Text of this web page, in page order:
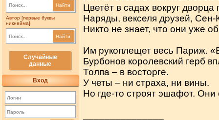
Найти
Автор [первые буквы
никнейма]
Найти
Случайные
данные
Вход
Цветёт в садах вокруг
Наряды, векселя друзей, Сен-
Никто не знает, что они уже
Им рукоплещет весь Париж.
Бурбонов королевский герб
Толпа – в восторге.
У четы – ни страха, ни вины.
Но где-то строят эшафот. Они